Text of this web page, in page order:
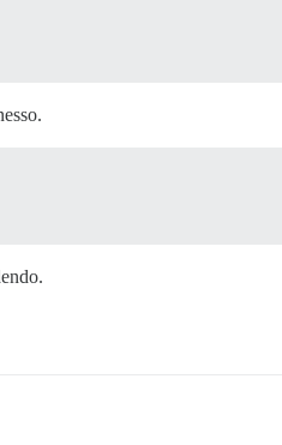
fa-width-auto svg-